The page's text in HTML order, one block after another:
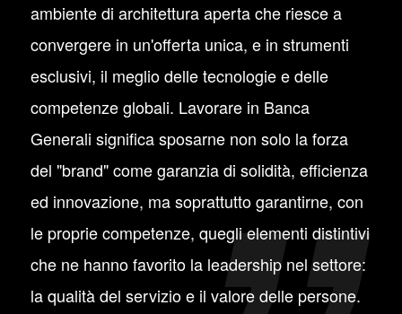
ambiente di architettura aperta che riesce a
convergere in un'offerta unica, e in strumenti
esclusivi, il meglio delle tecnologie e delle
competenze globali. Lavorare in Banca
Generali significa sposarne non solo la forza
del "brand" come garanzia di solidità, efficienza
ed innovazione, ma soprattutto garantirne, con
le proprie competenze, quegli elementi distintivi
che ne hanno favorito la leadership nel settore:
la qualità del servizio e il valore delle persone.